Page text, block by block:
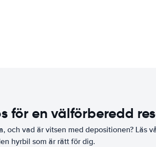
för en välförberedd
och vad är vitsen med depositionen? Läs
hyrbil som är rätt för dig.